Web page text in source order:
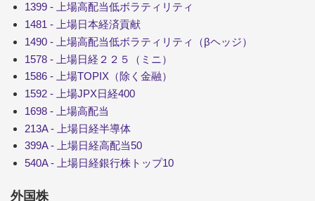
1399 - 上場高配当低ボラティリティ
1481 - 上場日本経済貢献
1490 - 上場高配当低ボラティリティ（βヘッジ）
1578 - 上場日経２２５（ミニ）
1586 - 上場TOPIX（除く金融）
1592 - 上場JPX日経400
1698 - 上場高配当
213A - 上場日経半導体
399A - 上場日経高配当50
540A - 上場日経銀行株トップ10
外国株